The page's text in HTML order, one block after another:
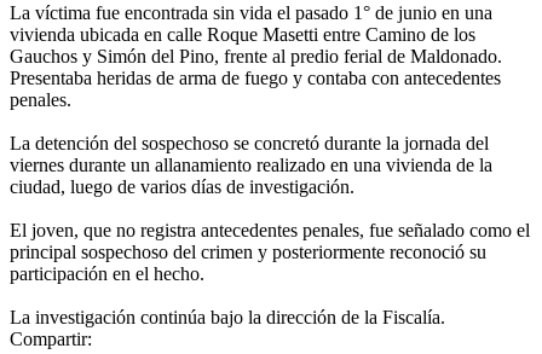
La víctima fue encontrada sin vida el pasado 1° de junio en una
vivienda ubicada en calle Roque Masetti entre Camino de los
Gauchos y Simón del Pino, frente al predio ferial de Maldonado.
Presentaba heridas de arma de fuego y contaba con antecedentes
penales.
La detención del sospechoso se concretó durante la jornada del
viernes durante un allanamiento realizado en una vivienda de la
ciudad, luego de varios días de investigación.
El joven, que no registra antecedentes penales, fue señalado como el
principal sospechoso del crimen y posteriormente reconoció su
participación en el hecho.
La investigación continúa bajo la dirección de la Fiscalía.
Compartir: